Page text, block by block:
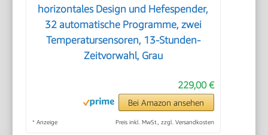
horizontales Design und Hefespender,
32 automatische Programme, zwei
Temperatursensoren, 13-Stunden-
Zeitvorwahl, Grau
229,00 €
Bei Amazon ansehen
* Anzeige Preis inkl. MwSt., zzgl. Versandkosten